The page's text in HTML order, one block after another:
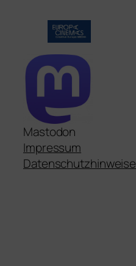
Mastodon
Impressum
Datenschutzhinweise